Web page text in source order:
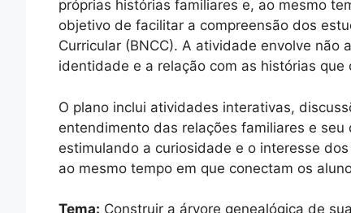
próprias histórias familiares e, ao mesmo
objetivo de facilitar a compreensão dos
Curricular (BNCC). A atividade envolve
identidade e a relação com as histórias
O plano inclui atividades interativas,
entendimento das relações familiares e
estimulando a curiosidade e o interesse
ao mesmo tempo em que conectam os
Tema: Construir a árvore genealógica de